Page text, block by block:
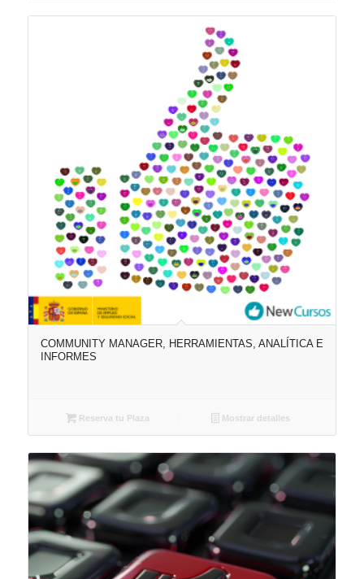
COMMUNITY MANAGER, HERRAMIENTAS, ANALÍTICA E
INFORMES
Reserva tu Plaza Mostrar detalles